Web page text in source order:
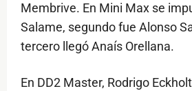
Membrive. En Mini Max se
Salame, segundo fue Alonso
tercero llegó Anaís Orellana.
En DD2 Master, Rodrigo